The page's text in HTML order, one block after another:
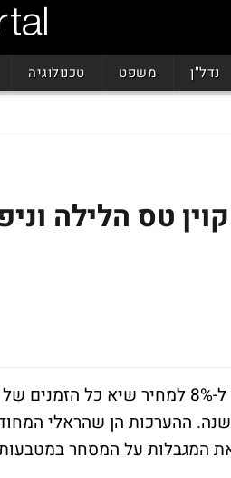
נדל"ן משפט טכנולוגיה